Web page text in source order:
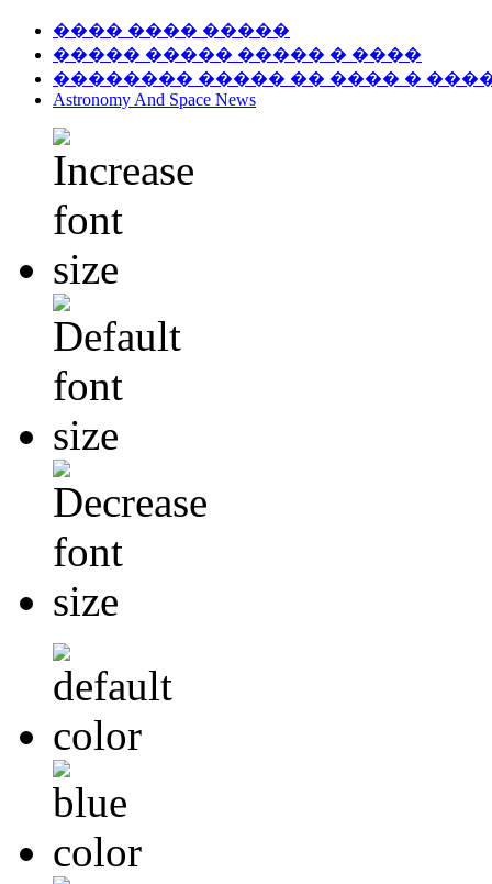
���� ���� �����
����� ����� ����� � ����
�������� ����� �� ���� �
Astronomy And Space News